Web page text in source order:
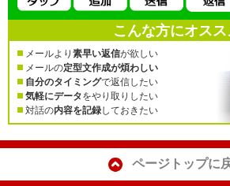
こんな方にオスス
メールより 素早い返信が欲しい
メールの定型文作成が煩わしい
自分のタイミングで返信したい
気軽にデータをやり取りしたい
対話の内容を記録しておきたい
ページトップに